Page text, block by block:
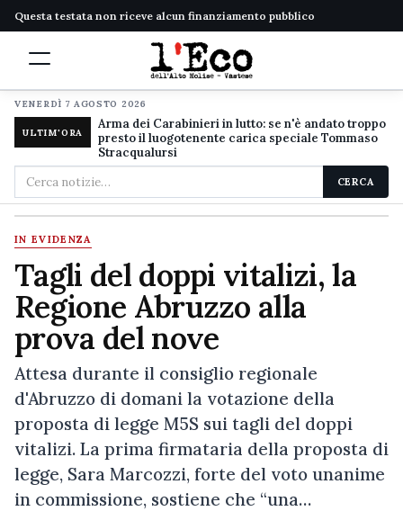
Questa testata non riceve alcun finanziamento pubblico
VENERDÌ 7 AGOSTO 2026
ULTIM'ORA
Arma dei Carabinieri in lutto: se n'è andato troppo
presto il luogotenente carica speciale Tommaso
Stracqualursi
Cerca
nel
sito
CERCA
IN EVIDENZA
Tagli del doppi vitalizi, la
Regione Abruzzo alla
prova del nove
Attesa durante il consiglio regionale
d'Abruzzo di domani la votazione della
proposta di legge M5S sui tagli del doppi
vitalizi. La prima firmataria della proposta di
legge, Sara Marcozzi, forte del voto unanime
in commissione, sostiene che “una…